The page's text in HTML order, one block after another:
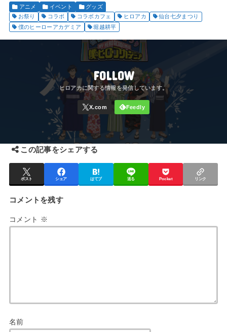
アニメ イベント
グッズ
お祭り
コラボ コラボカフェ ヒロアカ
仙台七夕まつり
僕のヒーローアカデミア
堀越耕平
FOLLOW
この記事をシェアする
ポスト シェア はてブ 送る Pocket リンク
コメントを残す
コメント ※
名前